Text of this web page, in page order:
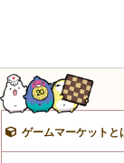
ゲームマーケットと